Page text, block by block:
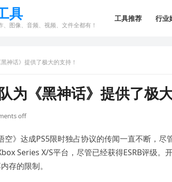
具
图像、音频、视频、文件全都有！
工具推荐 行业
神话》提供了极大的支持！
为《黑神话》提供了极
off
》达成PS5限时独占协议的传闻一直不断，尽
Series X/S平台，尽管已经获得ESRB评级。
存的限制。